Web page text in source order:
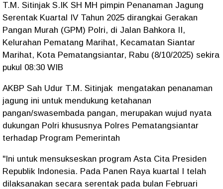
T.M. Sitinjak S.IK SH MH pimpin Penanaman Jagung
Serentak Kuartal IV Tahun 2025 dirangkai Gerakan
Pangan Murah (GPM) Polri, di Jalan Bahkora II,
Kelurahan Pematang Marihat, Kecamatan Siantar
Marihat, Kota Pematangsiantar, Rabu (8/10/2025) sekira
pukul 08:30 WIB
AKBP Sah Udur T.M. Sitinjak mengatakan penanaman
jagung ini untuk mendukung ketahanan
pangan/swasembada pangan, merupakan wujud nyata
dukungan Polri khususnya Polres Pematangsiantar
terhadap Program Pemerintah
"Ini untuk mensukseskan program Asta Cita Presiden
Republik Indonesia. Pada Panen Raya kuartal I telah
dilaksanakan secara serentak pada bulan Februari